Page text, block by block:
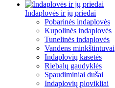
Indaplovės ir jų priedai
Pobarinės indaplovės
Kupolinės indaplovės
Tunelinės indaplovės
Vandens minkštintuvai
Indaplovių kasetės
Riebalų gaudyklės
Spaudiminiai dušai
Indaplovių plovikliai